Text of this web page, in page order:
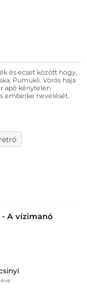
és ecset között hogy,
Pumukli. Vörös haja
apó kénytelen
emberke nevelését.
retró
A vízimanó